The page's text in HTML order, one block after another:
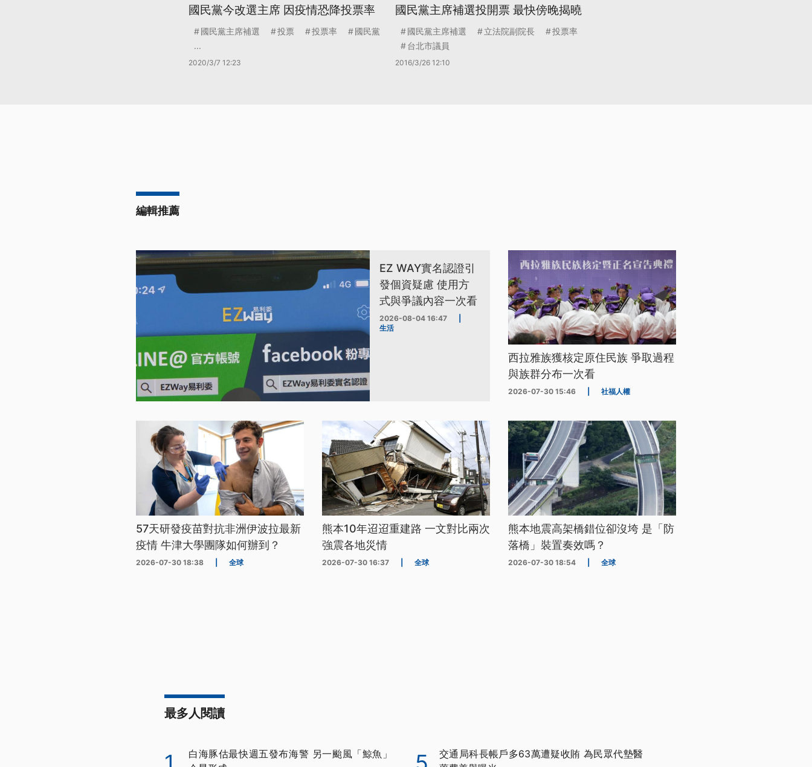
國民黨今改選主席 因疫情恐降投票率
國民黨主席補選 投票 投票率
國民黨
...
2020/3/7 12:23
國民黨主席補選投開票 最快傍晚揭曉
國民黨主席補選 立法院副院長
投票率
台北市議員
2016/3/26 12:10
編輯推薦
EZ WAY實名認證引
發個資疑慮 使用方
式與爭議內容一次看
2026-08-04 16:47
生活
西拉雅族獲核定原住民族 爭取過程
與族群分布一次看
2026-07-30 15:46 社福人權
57天研發疫苗對抗非洲伊波拉最新
疫情 牛津大學團隊如何辦到？
2026-07-30 18:38 全球
熊本10年迢迢重建路 一文對比兩次
強震各地災情
2026-07-30 16:37 全球
熊本地震高架橋錯位卻沒垮 是「防
落橋」裝置奏效嗎？
2026-07-30 18:54 全球
最多人閱讀
白海豚估最快週五發布海警 另一颱風「鯨魚」
交通局科長帳戶多63萬遭疑收賄 為民眾代墊醫